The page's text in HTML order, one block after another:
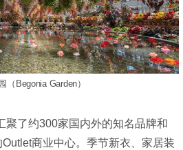
（Begonia Garden）
聚了约300家国内外的知名品牌和
商业中心。季节新衣、家居装